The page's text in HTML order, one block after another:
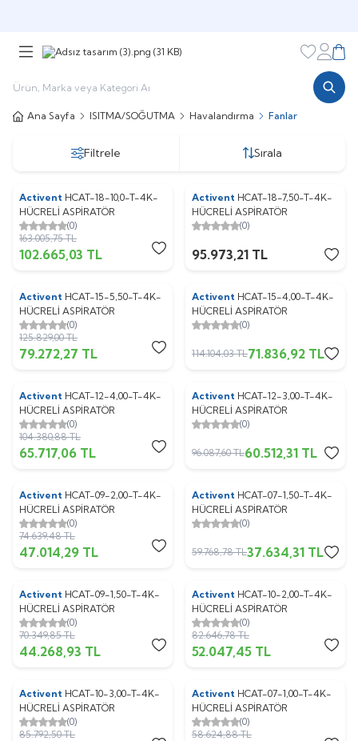
Favorilerim
Ana Sayfa ISITMA/SOĞUTMA Havalandırma Fanlar
Filtrele Sırala
%37
Activent HCAT-18-10,0-T-4K-
HÜCRELİ ASPİRATÖR
(0)
163.005,75TL
102.665,03 TL
Activent HCAT-18-7,50-T-4K-
HÜCRELİ ASPİRATÖR
(0)
95.973,21 TL
%37
Activent HCAT-15-5,50-T-4K-
HÜCRELİ ASPİRATÖR
(0)
125.829,00TL
79.272,27 TL
%37
Activent HCAT-15-4,00-T-4K-
HÜCRELİ ASPİRATÖR
(0)
114.104,03TL71.836,92 TL
%37
Activent HCAT-12-4,00-T-4K-
HÜCRELİ ASPİRATÖR
(0)
104.380,88TL
65.717,06 TL
%37
Activent HCAT-12-3,00-T-4K-
HÜCRELİ ASPİRATÖR
(0)
96.087,60TL60.512,31 TL
%37
Activent HCAT-09-2,00-T-4K-
HÜCRELİ ASPİRATÖR
(0)
74.639,48TL
47.014,29 TL
%37
Activent HCAT-07-1,50-T-4K-
HÜCRELİ ASPİRATÖR
(0)
59.768,78TL37.634,31 TL
%37
Activent HCAT-09-1,50-T-4K-
HÜCRELİ ASPİRATÖR
(0)
70.349,85TL
44.268,93 TL
%37
Activent HCAT-10-2,00-T-4K-
HÜCRELİ ASPİRATÖR
(0)
82.646,78TL
52.047,45 TL
%37
Activent HCAT-10-3,00-T-4K-
HÜCRELİ ASPİRATÖR
(0)
85.792,50TL
%37
Activent HCAT-07-1,00-T-4K-
HÜCRELİ ASPİRATÖR
(0)
58.624,88TL